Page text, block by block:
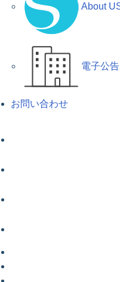
About
電子公告
お問い合わせ